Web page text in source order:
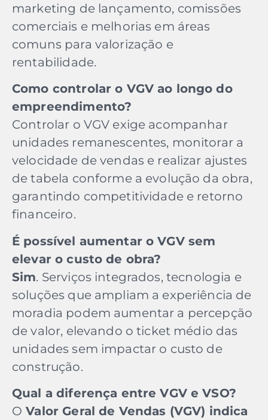
marketing de lançamento, comissões
comerciais e melhorias em áreas
comuns para valorização e
rentabilidade.
Como controlar o VGV ao longo do
empreendimento?
Controlar o VGV exige acompanhar
unidades remanescentes, monitorar a
velocidade de vendas e realizar ajustes
de tabela conforme a evolução da obra,
garantindo competitividade e retorno
financeiro.
É possível aumentar o VGV sem
elevar o custo de obra?
Sim. Serviços integrados, tecnologia e
soluções que ampliam a experiência de
moradia podem aumentar a percepção
de valor, elevando o ticket médio das
unidades sem impactar o custo de
construção.
Qual a diferença entre VGV e VSO?
O Valor Geral de Vendas (VGV) indica